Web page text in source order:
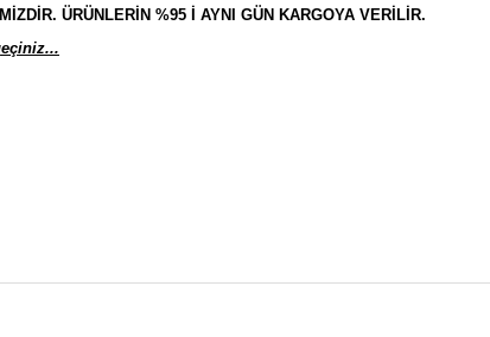
ÜRÜNLERİN %95 İ AYNI GÜN KARGOYA VERİLİR.